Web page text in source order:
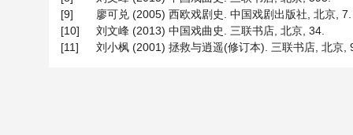
[9]
廖可兑 (2005) 西欧戏剧史. 中国戏剧出版社, 北京, 7.
[10]
刘文峰 (2013) 中国戏曲史. 三联书店, 北京, 34.
[11]
刘小枫 (2001) 拯救与逍遥(修订本). 三联书店, 北京,